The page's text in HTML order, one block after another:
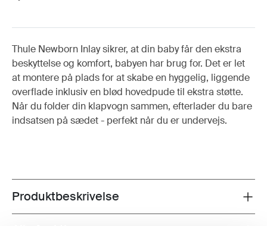
Thule Newborn Inlay sikrer, at din baby får den ekstra
beskyttelse og komfort, babyen har brug for. Det er let
at montere på plads for at skabe en hyggelig, liggende
overflade inklusiv en blød hovedpude til ekstra støtte.
Når du folder din klapvogn sammen, efterlader du bare
indsatsen på sædet - perfekt når du er undervejs.
Toggle overview
Produktbeskrivelse